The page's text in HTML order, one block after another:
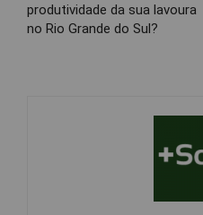
produtividade da sua lavoura
no Rio Grande do Sul?